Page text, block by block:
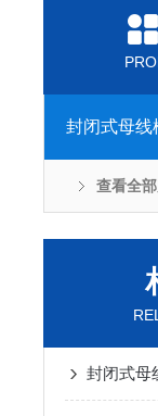
封闭式母线
查看全